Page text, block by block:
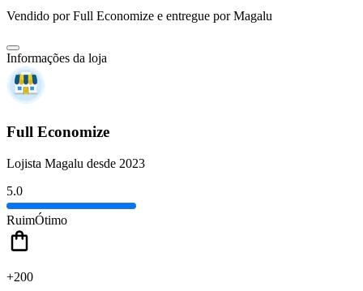
Vendido porFull Economize e entregue por Magalu
Informações da loja
Full Economize
Lojista Magalu desde 2023
5.0
RuimÓtimo
+200